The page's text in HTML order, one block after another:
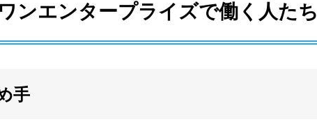
ワンエンタープライズで働く人たち
手